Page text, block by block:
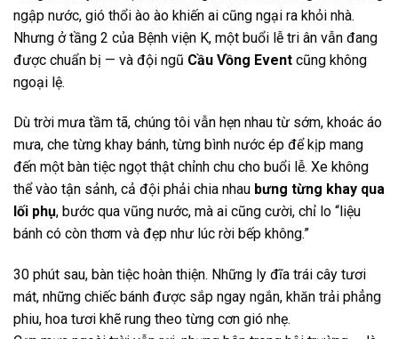
ngập nước, gió thổi ào ào khiến ai cũng ngại ra khỏi nhà.
Nhưng ở tầng 2 của Bệnh viện K, một buổi lễ tri ân vẫn đang
được chuẩn bị — và đội ngũ Cầu Vồng Event cũng không
ngoại lệ.
Dù trời mưa tầm tã, chúng tôi vẫn hẹn nhau từ sớm, khoác áo
mưa, che từng khay bánh, từng bình nước ép để kịp mang
đến một bàn tiệc ngọt thật chỉnh chu cho buổi lễ. Xe không
thể vào tận sảnh, cả đội phải chia nhau bưng từng khay qua
lối phụ, bước qua vũng nước, mà ai cũng cười, chỉ lo “liệu
bánh có còn thơm và đẹp như lúc rời bếp không.”
30 phút sau, bàn tiệc hoàn thiện. Những ly đĩa trái cây tươi
mát, những chiếc bánh được sắp ngay ngắn, khăn trải phẳng
phiu, hoa tươi khẽ rung theo từng cơn gió nhẹ.